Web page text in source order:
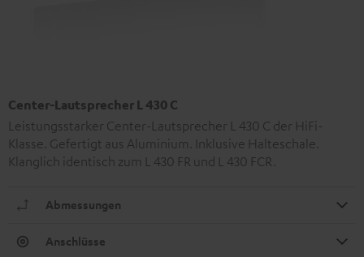
Center-Lautsprecher L 430 C
Leistungsstarker Center-Lautsprecher L 430 C der HiFi-
Klasse. Gefertigt aus Aluminium. Inklusive Halteschale.
Klanglich identisch zum L 430 FR und L 430 FCR.
Abmessungen
Anschlüsse